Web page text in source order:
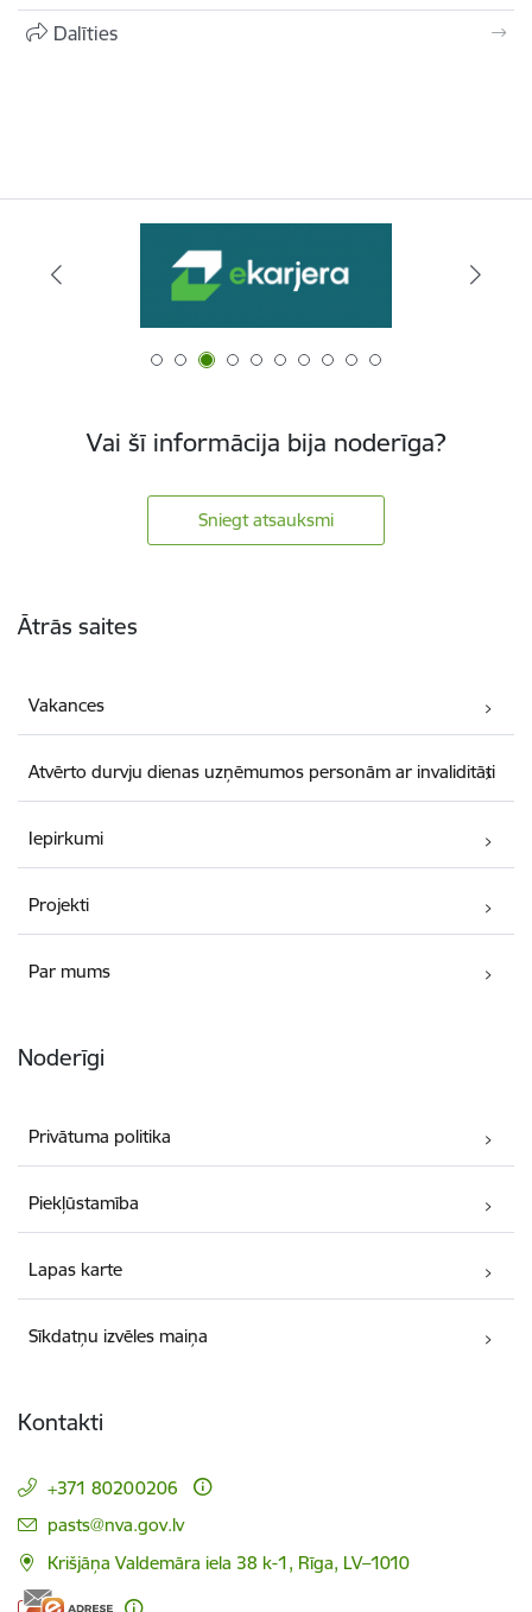
Dalīties
Vai šī informācija bija noderīga?
Sniegt atsauksmi
Ātrās saites
Vakances
Atvērto durvju dienas uzņēmumos personām ar invaliditāti
Iepirkumi
Projekti
Par mums
Noderīgi
Privātuma politika
Piekļūstamība
Lapas karte
Sīkdatņu izvēles maiņa
Kontakti
+371 80200206
E-pasts:
pasts@nva.gov.lv
Krišjāņa Valdemāra iela 38 k-1, Rīga, LV–1010